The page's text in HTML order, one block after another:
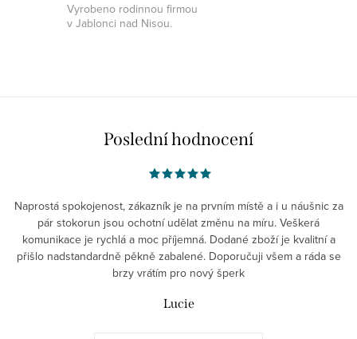
Vyrobeno rodinnou firmou
v Jablonci nad Nisou.
Poslední hodnocení
Naprostá spokojenost, zákazník je na prvním místě a i u náušnic za
pár stokorun jsou ochotní udělat změnu na míru. Veškerá
komunikace je rychlá a moc příjemná. Dodané zboží je kvalitní a
přišlo nadstandardně pěkně zabalené. Doporučuji všem a ráda se
brzy vrátím pro nový šperk
Lucie